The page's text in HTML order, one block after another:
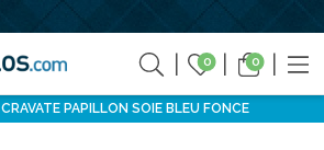
0 0
CRAVATE PAPILLON SOIE BLEU FONCE